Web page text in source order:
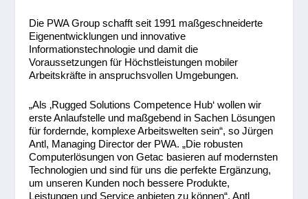
Die PWA Group schafft seit 1991 maßgeschneiderte
Eigenentwicklungen und innovative
Informationstechnologie und damit die
Voraussetzungen für Höchstleistungen mobiler
Arbeitskräfte in anspruchsvollen Umgebungen.
„Als ‚Rugged Solutions Competence Hub‘ wollen wir
erste Anlaufstelle und maßgebend in Sachen Lösungen
für fordernde, komplexe Arbeitswelten sein“, so Jürgen
Antl, Managing Director der PWA. „Die robusten
Computerlösungen von Getac basieren auf modernsten
Technologien und sind für uns die perfekte Ergänzung,
um unseren Kunden noch bessere Produkte,
Leistungen und Service anbieten zu können“. Antl